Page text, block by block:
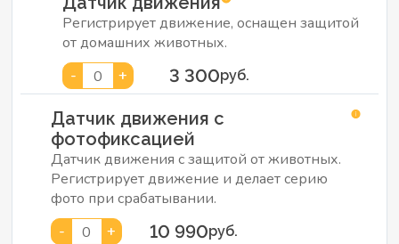
Регистрирует движение, оснащен защитой
от домашних животных.
-
0 + 3 300руб.
Датчик движения с
фотофиксацией
Датчик движения с защитой от животных.
Регистрирует движение и делает серию
фото при срабатывании.
-
0 + 10 990руб.